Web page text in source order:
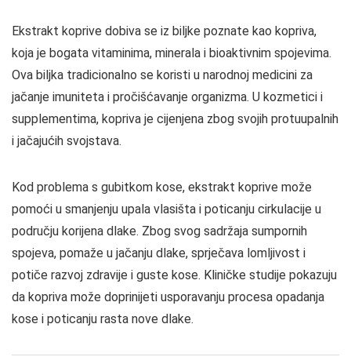
Ekstrakt koprive dobiva se iz biljke poznate kao kopriva,
koja je bogata vitaminima, minerala i bioaktivnim spojevima.
Ova biljka tradicionalno se koristi u narodnoj medicini za
jačanje imuniteta i pročišćavanje organizma. U kozmetici i
supplementima, kopriva je cijenjena zbog svojih protuupalnih
i jačajućih svojstava.
Kod problema s gubitkom kose, ekstrakt koprive može
pomoći u smanjenju upala vlasišta i poticanju cirkulacije u
području korijena dlake. Zbog svog sadržaja sumpornih
spojeva, pomaže u jačanju dlake, sprječava lomljivost i
potiče razvoj zdravije i guste kose. Kliničke studije pokazuju
da kopriva može doprinijeti usporavanju procesa opadanja
kose i poticanju rasta nove dlake.